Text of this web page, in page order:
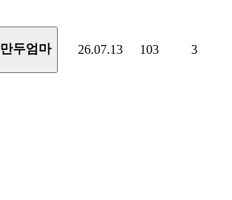
만두엄마 26.07.13 103 3